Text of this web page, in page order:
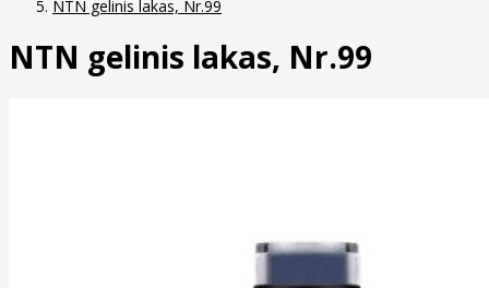
NTN gelinis lakas, Nr.99
NTN gelinis lakas, Nr.99